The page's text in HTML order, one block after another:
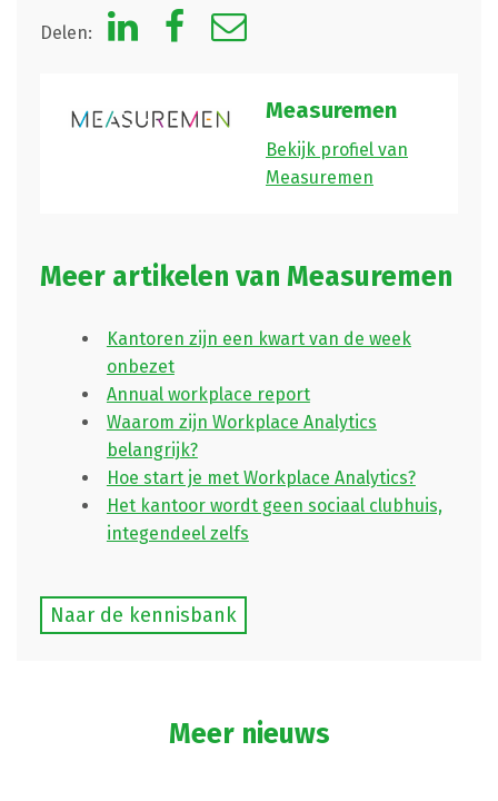
Delen:
Measuremen
Bekijk profiel van
Measuremen
Meer artikelen van Measuremen
Kantoren zijn een kwart van de week
onbezet
Annual workplace report
Waarom zijn Workplace Analytics
belangrijk?
Hoe start je met Workplace Analytics?
Het kantoor wordt geen sociaal clubhuis,
integendeel zelfs
Naar de kennisbank
Meer nieuws